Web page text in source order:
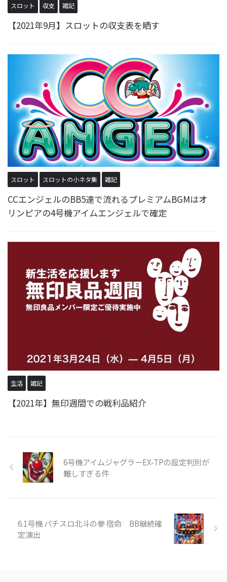
スロット 収支 雑記
【2021年9月】スロットの収支表を晒す
スロット スロットの小ネタ集 雑記
CCエンジェルのBB5連で流れるプレミアムBGMはオ
リンピアの4号機アイムエンジェルで確定
生活 雑記
【2021年】無印週間での戦利品紹介
6号機アイムジャグラーEX-TPの設定判別が
難しすぎる件
6.1号機 パチスロ北斗の拳 宿命 BB継続確
定演出